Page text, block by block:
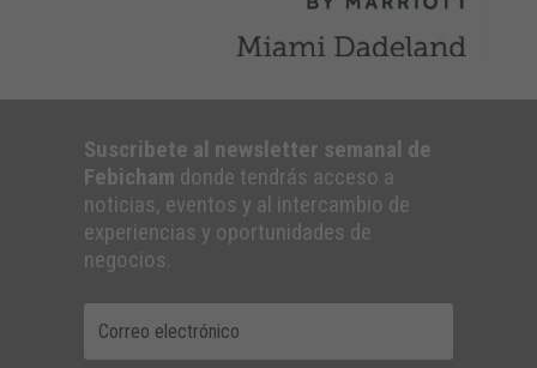
Suscribete al newsletter semanal de
Febicham donde tendrás acceso a
noticias, eventos y al intercambio de
experiencias y oportunidades de
negocios.